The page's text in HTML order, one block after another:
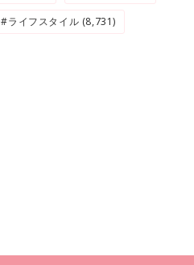
#ライフスタイル (8,731)